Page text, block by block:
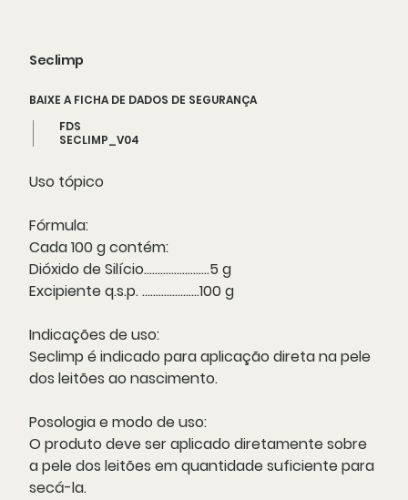
Seclimp
FDS
SECLIMP_V04
BAIXE A FICHA DE DADOS DE SEGURANÇA
Uso tópico
Fórmula:
Cada 100 g contém:
Dióxido de Silício........................5 g
Excipiente q.s.p. .....................100 g
Indicações de uso:
Seclimp é indicado para aplicação direta na pele
dos leitões ao nascimento.
Posologia e modo de uso:
O produto deve ser aplicado diretamente sobre
a pele dos leitões em quantidade suficiente para
secá-la.